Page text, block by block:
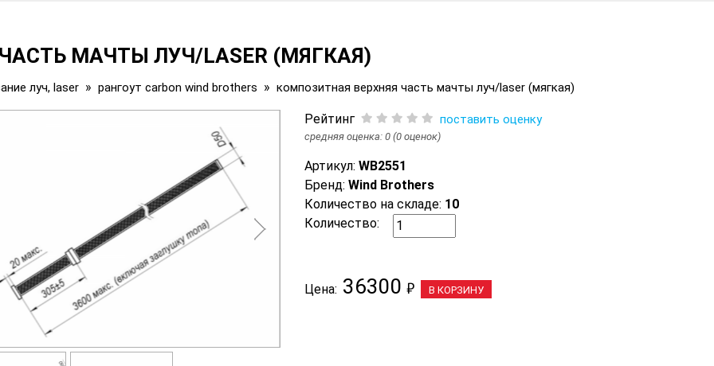
МАЧТЫ ЛУЧ/LASER (МЯГКАЯ)
луч, laser » рангоут carbon wind brothers » композитная верхняя часть мачты луч/laser (мягкая)
Рейтинг поставить оценку
средняя оценка: 0 (0 оценок)
Артикул: WB2551
Бренд: Wind Brothers
Количество на складе: 10
Количество:
Цена: 36300 ₽ В КОРЗИНУ